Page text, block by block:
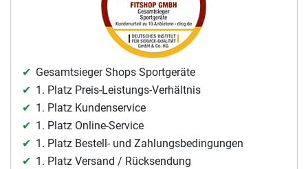
Gesamtsieger Shops Sportgeräte
1. Platz Preis-Leistungs-Verhältnis
1. Platz Kundenservice
1. Platz Online-Service
1. Platz Bestell- und Zahlungsbedingungen
1. Platz Versand / Rücksendung